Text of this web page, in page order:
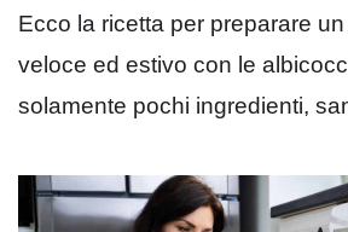
Ecco la ricetta per preparare
veloce ed estivo con le
solamente pochi ingredienti,